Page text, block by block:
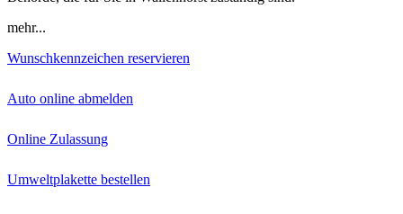
mehr...
Wunschkennzeichen reservieren
Auto online abmelden
Online Zulassung
Umweltplakette bestellen